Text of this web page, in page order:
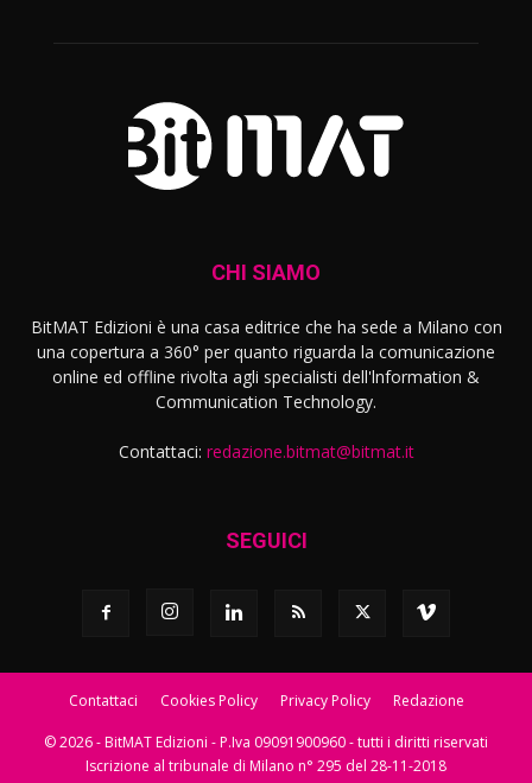
CHI SIAMO
BitMAT Edizioni è una casa editrice che ha sede a Milano con
una copertura a 360° per quanto riguarda la comunicazione
online ed offline rivolta agli specialisti dell'lnformation &
Communication Technology.
Contattaci: redazione.bitmat@bitmat.it
SEGUICI
Contattaci Cookies Policy Privacy Policy Redazione
© 2026 - BitMAT Edizioni - P.Iva 09091900960 - tutti i diritti riservati
Iscrizione al tribunale di Milano n° 295 del 28-11-2018